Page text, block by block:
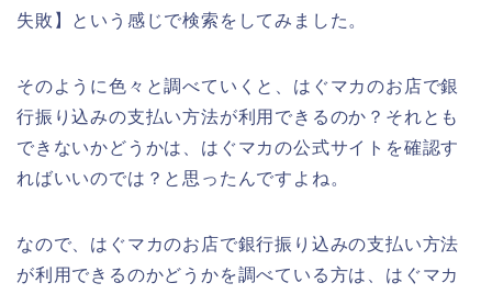
失敗】という感じで検索をしてみました。
そのように色々と調べていくと、はぐマカのお店で銀
行振り込みの支払い方法が利用できるのか？それとも
できないかどうかは、はぐマカの公式サイトを確認す
ればいいのでは？と思ったんですよね。
なので、はぐマカのお店で銀行振り込みの支払い方法
が利用できるのかどうかを調べている方は、はぐマカ